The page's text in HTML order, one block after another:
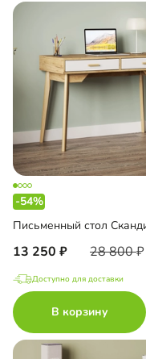
-54%
Письменный стол
13 250 28 800
Доступно для доставки
В корзину